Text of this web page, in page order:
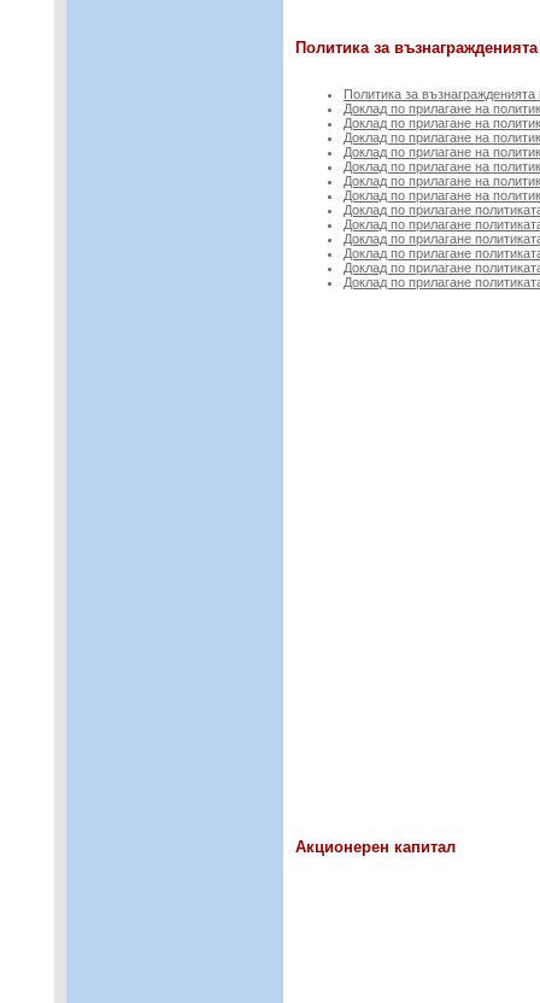
Политика за възнагражденията
Политика за
Доклад по прилагане на
Доклад по прилагане на
Доклад по прилагане на
Доклад по прилагане на
Доклад по прилагане на
Доклад по прилагане на
Доклад по прилагане на
Доклад по прилагане
Доклад по прилагане
Доклад по прилагане
Доклад по прилагане
Доклад по прилагане
Доклад по прилагане
Акционерен капитал